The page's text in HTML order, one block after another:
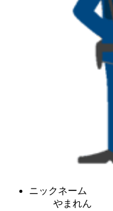
ニックネーム
やまれん